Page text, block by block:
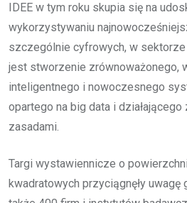
IDEE w tym roku skupia się na
wykorzystywaniu
szczególnie cyfrowych, w
jest stworzenie zrównoważonego,
inteligentnego i nowoczesnego
opartego na big data i
zasadami.
Targi wystawiennicze o
kwadratowych przyciągnęły uwagę